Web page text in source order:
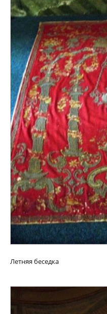
Летняя беседка